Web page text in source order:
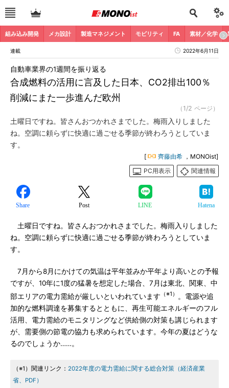
組み込み開発 メカ設計 製造マネジメント モビリティ FA 素材／化学
連載 2022年6月11日
合成燃料の活用に言及した日本、CO2排出100％
削減にまた一歩進んだ欧州
自動車業界の1週間を振り返る
（1/2 ページ）
土曜日ですね。皆さんおつかれさまでした。梅雨入りしました
ね。空調に頼らずに快適に過ごせる季節が終わろうとしていま
す。
[ 齊藤由希 ，MONOist]
PC用表示
関連情報
Share Post LINE Hatena
土曜日ですね。皆さんおつかれさまでした。梅雨入りしました
ね。空調に頼らずに快適に過ごせる季節が終わろうとしていま
す。
7月から8月にかけての気温は平年並みか平年より高いとの予報
ですが、10年に1度の猛暑を想定した場合、7月は東北、関東、中
部エリアの電力需給が厳しいといわれています （※1）
。電源や追
加的な燃料調達を募集するとともに、再生可能エネルギーのフル
活用、電力需給のモニタリングなど供給側の対策も講じられます
が、需要側の節電の協力も求められています。今年の夏はどうな
るのでしょうか……。
（※1）関連リンク： 2022年度の電力需給に関する総合対策（経済産業
省、PDF）